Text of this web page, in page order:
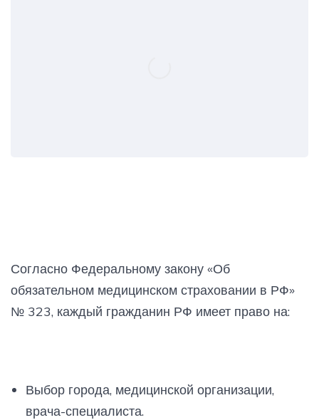
Согласно Федеральному закону «Об
обязательном медицинском страховании в РФ»
№ 323, каждый гражданин РФ имеет право на:
Выбор города, медицинской организации,
врача-специалиста.